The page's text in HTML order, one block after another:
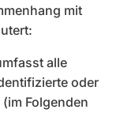
mit
alle
oder
Folgenden